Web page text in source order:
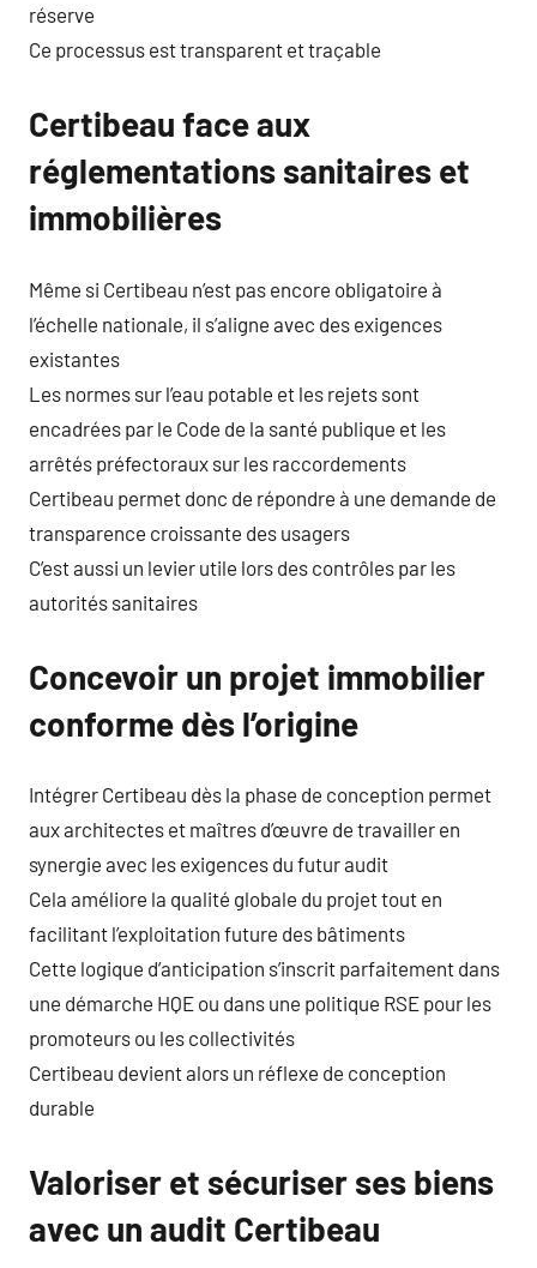
réserve
Ce processus est transparent et traçable
Certibeau face aux
réglementations sanitaires et
immobilières
Même si Certibeau n’est pas encore obligatoire à
l’échelle nationale, il s’aligne avec des exigences
existantes
Les normes sur l’eau potable et les rejets sont
encadrées par le Code de la santé publique et les
arrêtés préfectoraux sur les raccordements
Certibeau permet donc de répondre à une demande de
transparence croissante des usagers
C’est aussi un levier utile lors des contrôles par les
autorités sanitaires
Concevoir un projet immobilier
conforme dès l’origine
Intégrer Certibeau dès la phase de conception permet
aux architectes et maîtres d’œuvre de travailler en
synergie avec les exigences du futur audit
Cela améliore la qualité globale du projet tout en
facilitant l’exploitation future des bâtiments
Cette logique d’anticipation s’inscrit parfaitement dans
une démarche HQE ou dans une politique RSE pour les
promoteurs ou les collectivités
Certibeau devient alors un réflexe de conception
durable
Valoriser et sécuriser ses biens
avec un audit Certibeau